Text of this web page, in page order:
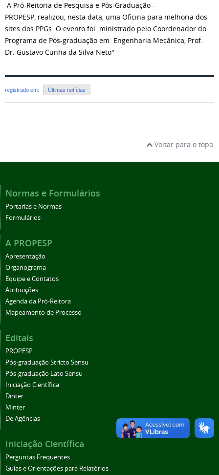
A Pró-Reitoria de Pesquisa e Pós-Graduação -
PROPESP, realizou, nesta data, uma Oficina para melhoria dos
sites dos PPGs. O evento foi ministrado pelo Coordenador do
Programa de Pós-graduação em Engenharia Mecânica, Prof.
Dr. Gustavo Cunha da Silva Neto"
registrado em: Últimas notícias
Voltar para o topo
Normas e Formulários
Portarias e Normas
Formulários
A PROPESP
Apresentação
Organograma
Equipe e Contatos
Atribuições
Agenda da Pró-Reitora
Mapeamento de Processo
Editais
PROPESP
Pós-graduação Stricto Sensu
Pós-graduação Lato Sensu
Iniciação Científica
Dinter
Minter
De Agências
Iniciação Científica
Perguntas Frequentes
Guias e Orientações para Relatórios